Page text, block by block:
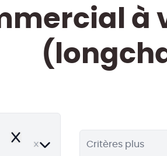
à
Remove Critères plus